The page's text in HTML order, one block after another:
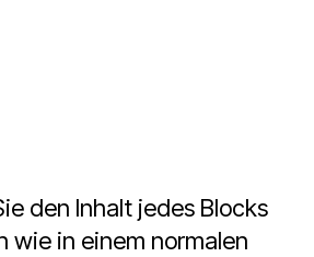
den Inhalt jedes Blocks
wie in einem normalen